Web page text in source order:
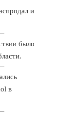
и
было
в